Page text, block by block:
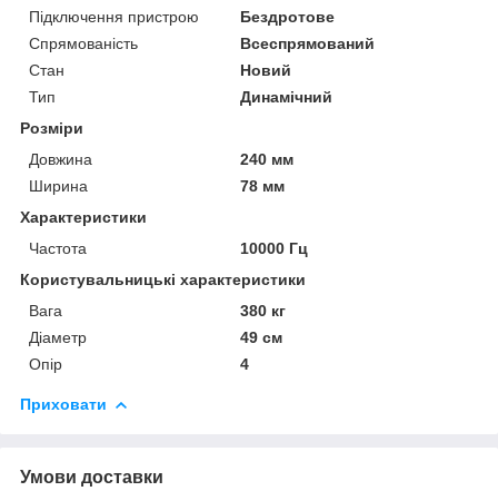
Підключення пристрою
Бездротове
Спрямованість
Всеспрямований
Стан
Новий
Тип
Динамічний
Розміри
Довжина
240 мм
Ширина
78 мм
Характеристики
Частота
10000 Гц
Користувальницькі характеристики
Вага
380 кг
Діаметр
49 см
Опір
4
Приховати
Умови доставки